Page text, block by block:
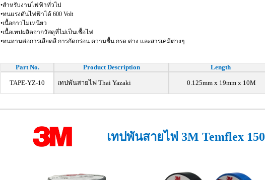
•สำหรับงานไฟฟ้าทั่วไป
•ทนแรงดันไฟฟ้าได้ 600 Volt
•เนื้อกาวไม่เหนียว
•เนื้อเทปผลิตจากวัสดุที่ไม่เป็นเชื้อไฟ
•ทนทานต่อการเสียดสี การกัดกร่อน ความชื้น กรด ด่าง และสารเคมีต่างๆ
Part No. Product Description Length
TAPE-YZ-10 เทปพันสายไฟ Thai Yazaki 0.125mm x 19mm x 10M
เทปพันสายไฟ 3M Temflex 150